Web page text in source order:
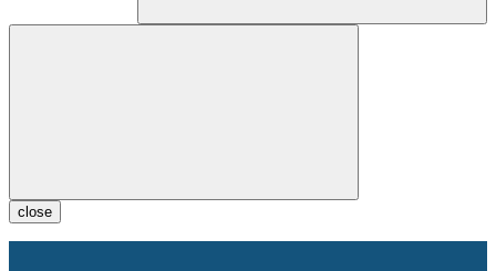
close